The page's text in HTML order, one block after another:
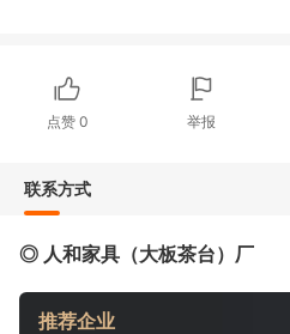
点赞 0 举报
联系方式
◎ 人和家具（大板茶台）厂
推荐企业